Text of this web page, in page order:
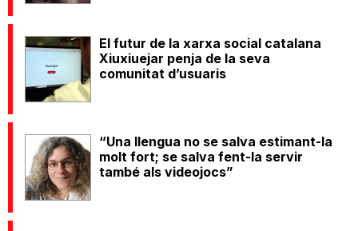
El futur de la xarxa social catalana
Xiuxiuejar penja de la seva
comunitat d’usuaris
“Una llengua no se salva estimant-la
molt fort; se salva fent-la servir
també als videojocs”